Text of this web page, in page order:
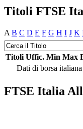
Titoli FTSE
A B C D E F G H I J K
Titoli Uffic. Min Max
Dati di borsa
FTSE Italia